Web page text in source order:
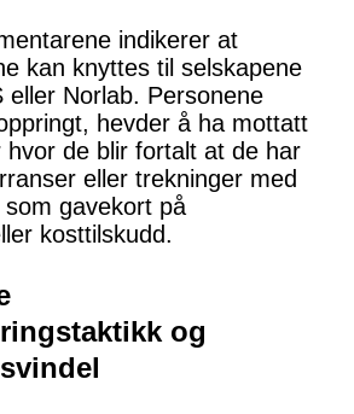
indikerer at
kan knyttes til selskapene
eller Norlab. Personene
hevder å ha mottatt
hvor de blir fortalt at de har
eller trekninger med
gavekort på
kosttilskudd.
og